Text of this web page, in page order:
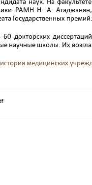
РАМН Н. А.
Государственных
докторских
научные школы. Их
история медицинских